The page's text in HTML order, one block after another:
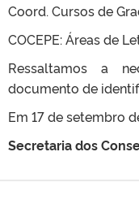
Coord. Cursos de
COCEPE: Áreas de
Ressaltamos a
documento de
Em 17 de setembro
Secretaria dos